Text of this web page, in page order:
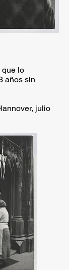
que lo
años sin
julio